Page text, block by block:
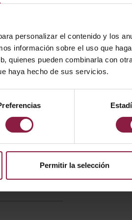
personalizar el contenido y los
información sobre el uso que
quienes pueden combinarla con
haya hecho de sus servicios.
Permitir la selección
LÚMENES